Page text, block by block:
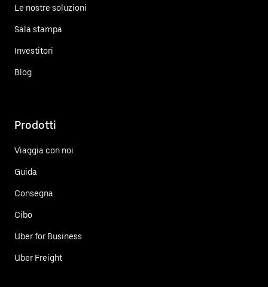
Le nostre soluzioni
Sala stampa
Investitori
Blog
Prodotti
Viaggia con noi
Guida
Consegna
Cibo
Uber for Business
Uber Freight